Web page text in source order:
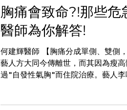
胸痛會致命?!那些危
醫師為你解答!
何建輝醫師 【胸痛分成單側、雙側
藝人方大同今傳離世，而其因為瘦
過"自發性氣胸"而住院治療。藝人